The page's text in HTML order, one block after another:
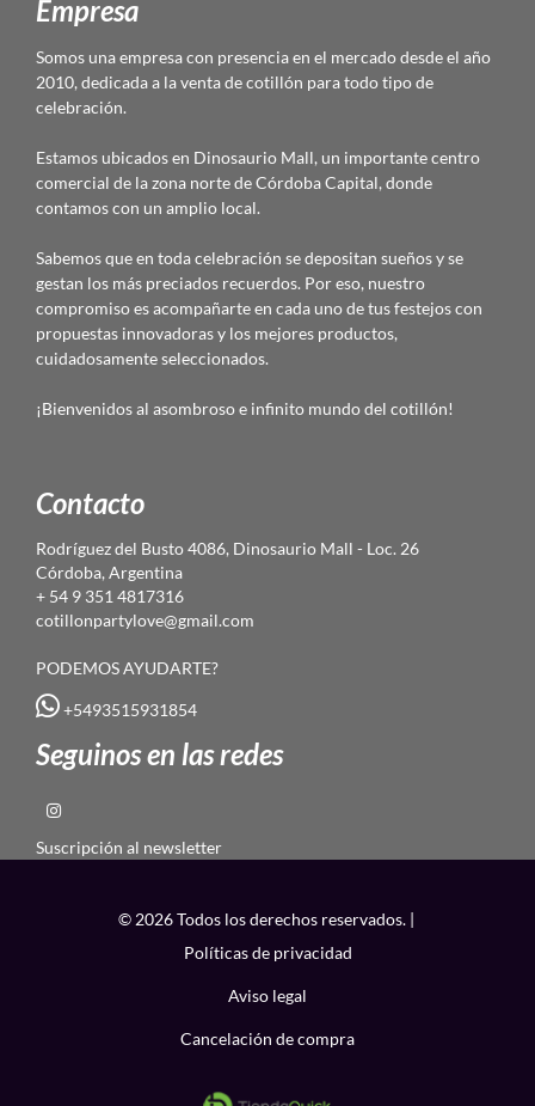
Empresa
Somos una empresa con presencia en el mercado desde el año
2010, dedicada a la venta de cotillón para todo tipo de
celebración.
Estamos ubicados en Dinosaurio Mall, un importante centro
comercial de la zona norte de Córdoba Capital, donde
contamos con un amplio local.
Sabemos que en toda celebración se depositan sueños y se
gestan los más preciados recuerdos. Por eso, nuestro
compromiso es acompañarte en cada uno de tus festejos con
propuestas innovadoras y los mejores productos,
cuidadosamente seleccionados.
¡Bienvenidos al asombroso e infinito mundo del cotillón!
Contacto
Rodríguez del Busto 4086, Dinosaurio Mall - Loc. 26
Córdoba, Argentina
+ 54 9 351 4817316
cotillonpartylove@gmail.com
PODEMOS AYUDARTE?
+5493515931854
Seguinos en las redes
Suscripción al newsletter
© 2026 Todos los derechos reservados. |
Políticas de privacidad
Aviso legal
Cancelación de compra